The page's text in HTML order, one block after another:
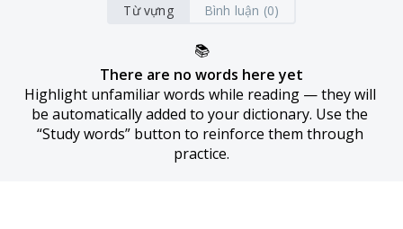
Từ vựng Bình luận (0)
📚
There are no words here yet
Highlight unfamiliar words while reading — they will
be automatically added to your dictionary. Use the
“Study words” button to reinforce them through
practice.